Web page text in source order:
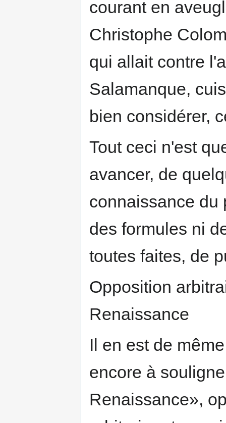
courant en
Christophe
qui allait contre
Salamanque,
bien considérer,
Tout ceci n'est
avancer, de
connaissance du
des formules ni
toutes faites, de
Opposition
Renaissance
Il en est de
encore à
Renaissance»,